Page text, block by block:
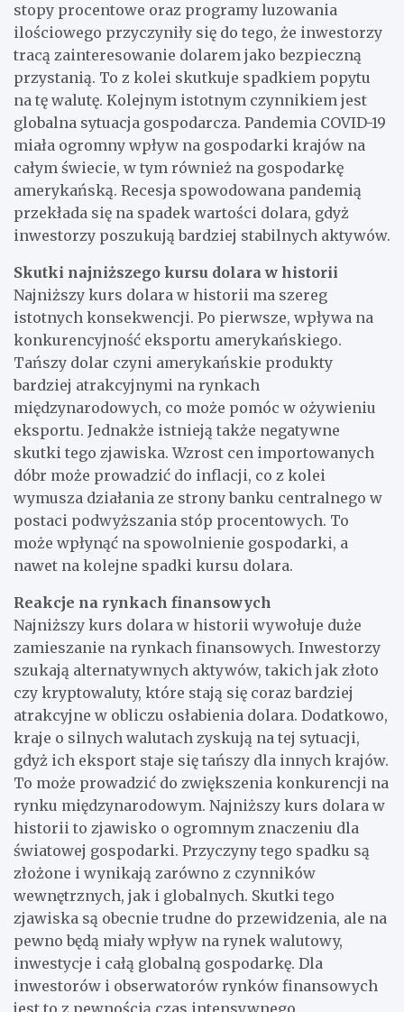
stopy procentowe oraz programy luzowania
ilościowego przyczyniły się do tego, że inwestorzy
tracą zainteresowanie dolarem jako bezpieczną
przystanią. To z kolei skutkuje spadkiem popytu
na tę walutę. Kolejnym istotnym czynnikiem jest
globalna sytuacja gospodarcza. Pandemia COVID-19
miała ogromny wpływ na gospodarki krajów na
całym świecie, w tym również na gospodarkę
amerykańską. Recesja spowodowana pandemią
przekłada się na spadek wartości dolara, gdyż
inwestorzy poszukują bardziej stabilnych aktywów.
Skutki najniższego kursu dolara w historii
Najniższy kurs dolara w historii ma szereg
istotnych konsekwencji. Po pierwsze, wpływa na
konkurencyjność eksportu amerykańskiego.
Tańszy dolar czyni amerykańskie produkty
bardziej atrakcyjnymi na rynkach
międzynarodowych, co może pomóc w ożywieniu
eksportu. Jednakże istnieją także negatywne
skutki tego zjawiska. Wzrost cen importowanych
dóbr może prowadzić do inflacji, co z kolei
wymusza działania ze strony banku centralnego w
postaci podwyższania stóp procentowych. To
może wpłynąć na spowolnienie gospodarki, a
nawet na kolejne spadki kursu dolara.
Reakcje na rynkach finansowych
Najniższy kurs dolara w historii wywołuje duże
zamieszanie na rynkach finansowych. Inwestorzy
szukają alternatywnych aktywów, takich jak złoto
czy kryptowaluty, które stają się coraz bardziej
atrakcyjne w obliczu osłabienia dolara. Dodatkowo,
kraje o silnych walutach zyskują na tej sytuacji,
gdyż ich eksport staje się tańszy dla innych krajów.
To może prowadzić do zwiększenia konkurencji na
rynku międzynarodowym. Najniższy kurs dolara w
historii to zjawisko o ogromnym znaczeniu dla
światowej gospodarki. Przyczyny tego spadku są
złożone i wynikają zarówno z czynników
wewnętrznych, jak i globalnych. Skutki tego
zjawiska są obecnie trudne do przewidzenia, ale na
pewno będą miały wpływ na rynek walutowy,
inwestycje i całą globalną gospodarkę. Dla
inwestorów i obserwatorów rynków finansowych